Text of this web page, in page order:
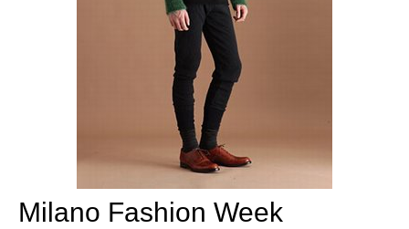
Milano Fashion Week